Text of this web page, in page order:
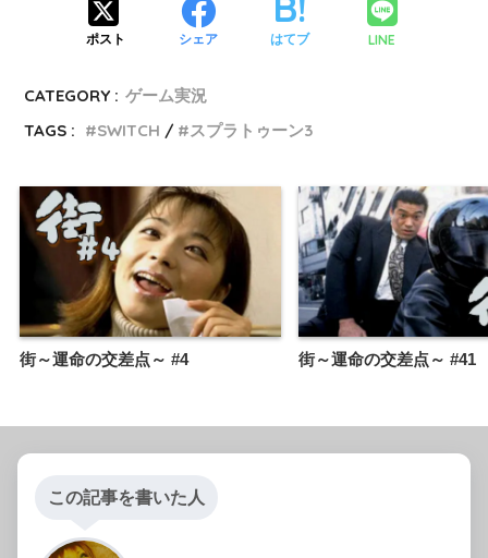
ポスト シェア はてブ LINE
CATEGORY : ゲーム実況
TAGS :
SWITCH スプラトゥーン3
街～運命の交差点～ #4 街～運命の交差点～ #41
この記事を書いた人